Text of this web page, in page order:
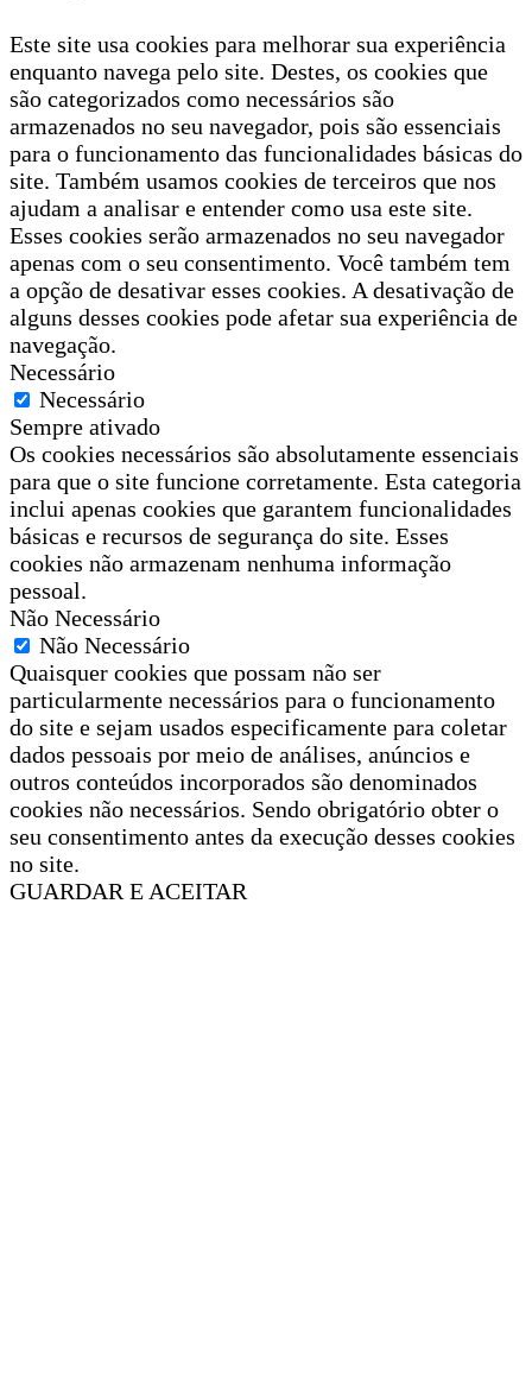
Este site usa cookies para melhorar sua experiência
enquanto navega pelo site. Destes, os cookies que
são categorizados como necessários são
armazenados no seu navegador, pois são essenciais
para o funcionamento das funcionalidades básicas do
site. Também usamos cookies de terceiros que nos
ajudam a analisar e entender como usa este site.
Esses cookies serão armazenados no seu navegador
apenas com o seu consentimento. Você também tem
a opção de desativar esses cookies. A desativação de
alguns desses cookies pode afetar sua experiência de
navegação.
Necessário
Necessário
Sempre ativado
Os cookies necessários são absolutamente essenciais
para que o site funcione corretamente. Esta categoria
inclui apenas cookies que garantem funcionalidades
básicas e recursos de segurança do site. Esses
cookies não armazenam nenhuma informação
pessoal.
Não Necessário
Não Necessário
Quaisquer cookies que possam não ser
particularmente necessários para o funcionamento
do site e sejam usados especificamente para coletar
dados pessoais por meio de análises, anúncios e
outros conteúdos incorporados são denominados
cookies não necessários. Sendo obrigatório obter o
seu consentimento antes da execução desses cookies
no site.
GUARDAR E ACEITAR